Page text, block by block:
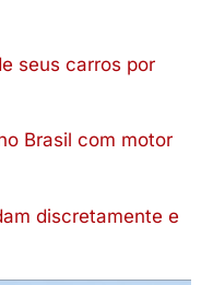
seus carros por
Brasil com motor
discretamente e